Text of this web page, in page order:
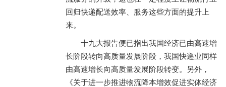
回归快递配送效率、服务这些方面的提升上
来。
十九大报告便已指出我国经济已由高速增
长阶段转向高质量发展阶段，我国快递业同样
由高速增长向高质量发展阶段转变。另外，
《关于进一步推进物流降本增效促进实体经济